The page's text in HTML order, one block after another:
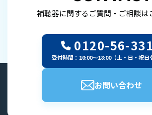
補聴器に関するご質問・ご相談は
0120-56-
受付時間：10:00～18:00（土・日・祝日
お問い合わせ